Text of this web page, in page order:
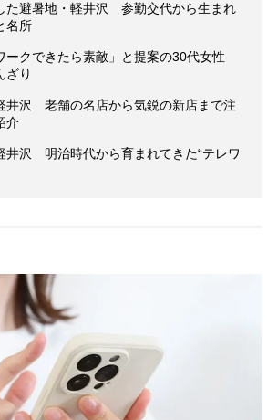
た避暑地・軽井沢 参勤交代から生まれ
名所
ークできたら素敵」と提案の30代女性
ざり
井沢 老舗の名店から気鋭の新店まで注
介
井沢 明治時代から育まれてきた“テレワ